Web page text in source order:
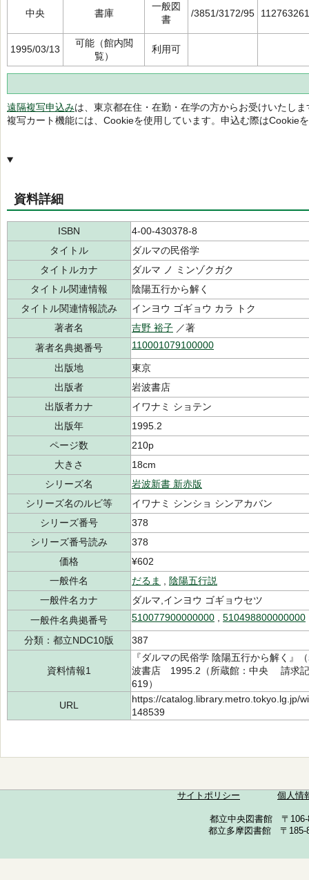
中央 書庫
一般図
書
/3851/3172/95
1995/03/13
可能（館内閲
覧）
利用可
遠隔複写申込みは、東京都在住・在勤・在学の方からお受けいたしま
複写カート機能には、Cookieを使用しています。申込む際はCookie
資料詳細
ISBN
4-00-430378-8
タイトル
ダルマの民俗学
タイトルカナ
ダルマ ノ ミンゾクガク
タイトル関連情報
陰陽五行から解く
タイトル関連情報読み
インヨウ ゴギョウ カラ トク
著者名
吉野 裕子 ／著
著者名典拠番号
110001079100000
出版地
東京
出版者
岩波書店
出版者カナ
イワナミ ショテン
出版年
1995.2
ページ数
210p
大きさ
18cm
シリーズ名
岩波新書 新赤版
シリーズ名のルビ等
イワナミ シンショ シンアカバン
シリーズ番号
378
シリーズ番号読み
378
価格
¥602
一般件名
だるま
陰陽五行説
一般件名カナ
ダルマ,インヨウ ゴギョウセツ
一般件名典拠番号
510077900000000 510498800000000
分類：都立NDC10版 387
資料情報1
『ダルマの民俗学 陰陽五行から解く
波書店 1995.2（所蔵館：中央 請求
619）
URL
https://catalog.library.metro.tokyo.lg.jp/
148539
サイトポリシー 個人情
都立中央図書館 〒
都立多摩図書館 〒185-